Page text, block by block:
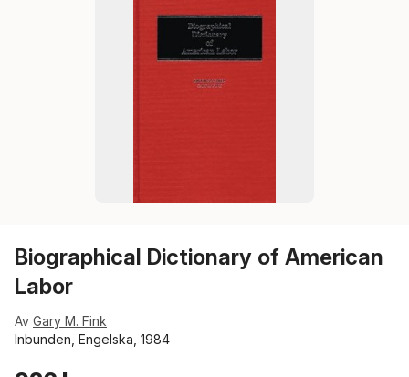
Biographical Dictionary of American
Labor
Av Gary M. Fink
Inbunden, Engelska, 1984